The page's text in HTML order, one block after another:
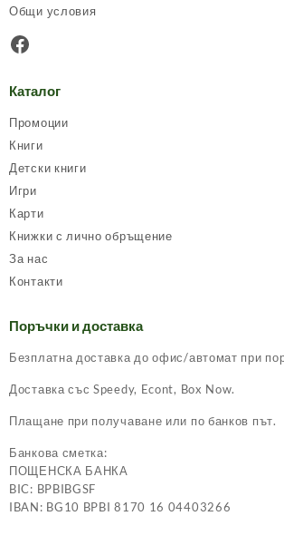
Общи условия
Facebook
Каталог
Промоции
Книги
Детски книги
Игри
Карти
Книжки с лично обръщение
За нас
Контакти
Поръчки и доставка
Безплатна доставка до офис/автомат при
Доставка със Speedy, Econt, Box Now.
Плащане при получаване или по банков път.
Банкова сметка:
ПОЩЕНСКА БАНКА
BIC: BPBIBGSF
IBAN: BG10 BPBI 8170 16 04403266